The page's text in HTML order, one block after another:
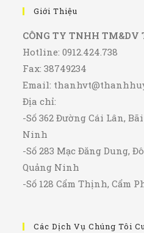
Giới Thiệu
CÔNG TY TNHH
Hotline: 0912.424.738
Fax: 38749234
Email:
Địa chỉ:
-Số 362 Đường Cái Lân,
Ninh
-Số 283 Mạc Đăng Dung,
Quảng Ninh
-Số 128 Cẩm Thịnh, Cẩm
Các Dịch Vụ Chúng Tôi